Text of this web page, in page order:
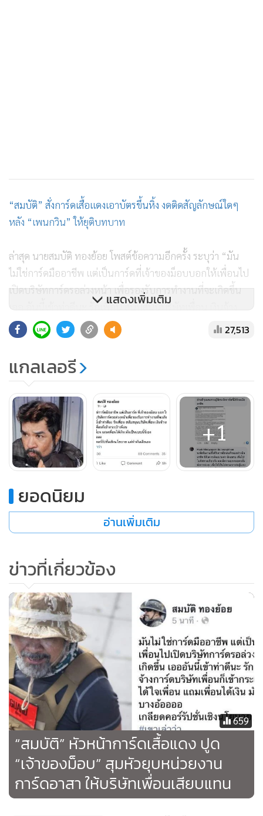
“สมบัติ” สั่งการ์ดเสื้อแดงเอาบัตรขึ้นหิ้ง งดติดสัญลักษณ์ใดๆ
หลัง “เพนกวิน” ให้ยุติบทบาท
ล่าสุด นายสมบัติ ทองย้อย โพสต์ข้อความอีกครั้ง ระบุว่า “มัน
ไม่ใช่การ์ดมืออาชีพ แต่เป็นการ์ดที่เจ้าของม็อบบอกให้เพื่อนไป
เปิดบริษัทการ์ดรอล่วงหน้า เพื่อรองรับการทำงานที่จะเกิดขึ้น
เออ อันนี้เข้าท่าดีนะ รักเพื่อน สนับสนุนบริษัทเพื่อน เงินจ้าง
การ์ดบริษัทเพื่อนก็เข้ากระเป๋าเพื่อน ได้ใจเพื่อน แถมเพื่อนได้
เงิน มันเป็นแบบนี้นี่เอง บางอ้อ เกลียดคอร์รัปชันเชิงนโยบาย แต่
ทำกันเสียเอง #เขาเล่าว่า” ทำเอาสมาชิกการ์ดเสื้อแดงและแนว
ร่วมไม่พอใจจำนวนมาก
ต่อมา ผู้ใช้เฟซบุ๊ก Mook Minrayaporn Somnongkham หรือ
น.ส.มิณราญาพร สำนองคำ (มุก) หนึ่งในทีมงานของ น.ส.อินทิรา
เจริญปุระ หรือ ทราย ผู้สนับสนุนการชุมนุมของกลุ่มที่เรียกตัว
ในส่วนการ์ดนิดนึงค่ะ ที่น้องประกาศยุบการ์ด เพื่อที่จะต้องการ
ลดภาพความรุนแรงและความน่ากลัวของม็อบออกไป อยากกลับ
ไปเป็นเหมือนตอนแรกเริ่มที่มีมวลชนอาสามาดูแลกันและกันใน
ใช้ช่วงนี้เพื่อวางแผนระบบต่างๆ ให้มันเข้ารูปเข้าที่เข้าทาง จะได้
ไม่เกิดปัญหาแบบที่เป็นมา และเราไม่มีความจำเป็นต้องจ้าง
การ์ดมืออาชีพ ม็อบไม่ได้น่ากลัวขนาดนั้น ย้ำนะคะ แค่เป็นการ
จัดระบบใหม่ค่ะ คนปล่อยข่าวก็ยุยงดีจังเลยนะคะ ชอบเห็นคน
ทะเลาะกันเหรอคะ
และม็อบไม่มีใครเป็นเจ้าของค่ะ อันนี้ขอให้เปลี่ยนความคิดสักที
แล้วที่บอกว่าเขาเล่าว่านี่คือใครคะ ขอทราบชื่อ จะได้ตามไป
ชี้แจงถูก ลำพังการต่อสู้ของพวกเราก็ยากมากพออยู่แล้วนะคะ
ทำไมถึงจะต้องมาสู้ มาฟาดฟัน หรือเอาชนะกันเองด้วยละคะ
ประโยคที่ว่า ให้เพื่อนเปิดบริษัทไว้รอเนี่ย คนเล่าดูละครมากไปรึ
เปล่าคะ
ป.ล.เมื่อวานเราก็คุยกันแล้วนะคะ เรื่องการแบ่งหน้าที่ดูแลเนอะ
พี่ก็โอเค เข้าใจดี แต่ทำไม ตอนนี้กลายเป็นแบบนี้คะ”
แสดงเพิ่มเติม
27,513
แกลเลอรี
+1
ยอดนิยม
อ่านเพิ่มเติม
ข่าวที่เกี่ยวข้อง
659
“สมบัติ” หัวหน้าการ์ดเสื้อแดง ปูด
“เจ้าของม็อบ” สุมหัวยุบหน่วยงาน
การ์ดอาสา ให้บริษัทเพื่อนเสียบแทน